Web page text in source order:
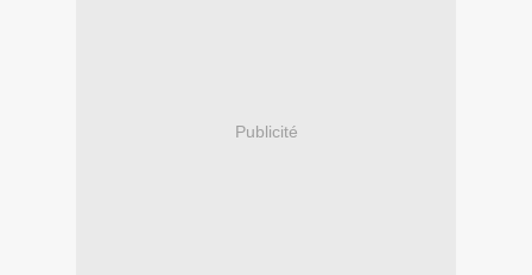
Publicité